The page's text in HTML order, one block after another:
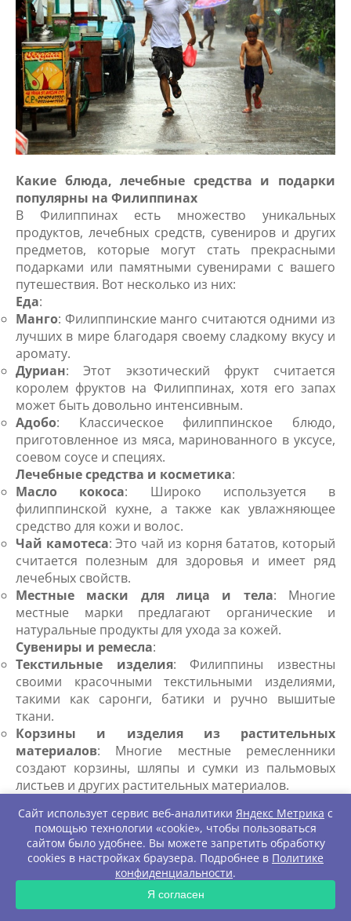
Какие блюда, лечебные средства и подарки
популярны на Филиппинах
В Филиппинах есть множество уникальных
продуктов, лечебных средств, сувениров и других
предметов, которые могут стать прекрасными
подарками или памятными сувенирами с вашего
путешествия. Вот несколько из них:
Еда:
Манго: Филиппинские манго считаются одними из
лучших в мире благодаря своему сладкому вкусу и
аромату.
Дуриан: Этот экзотический фрукт считается
королем фруктов на Филиппинах, хотя его запах
может быть довольно интенсивным.
Адобо: Классическое филиппинское блюдо,
приготовленное из мяса, маринованного в уксусе,
соевом соусе и специях.
Лечебные средства и косметика:
Масло кокоса: Широко используется в
филиппинской кухне, а также как увлажняющее
средство для кожи и волос.
Чай камотеса: Это чай из корня бататов, который
считается полезным для здоровья и имеет ряд
лечебных свойств.
Местные маски для лица и тела: Многие
местные марки предлагают органические и
натуральные продукты для ухода за кожей.
Сувениры и ремесла:
Текстильные изделия: Филиппины известны
своими красочными текстильными изделиями,
такими как саронги, батики и ручно вышитые
ткани.
Корзины и изделия из растительных
материалов: Многие местные ремесленники
создают корзины, шляпы и сумки из пальмовых
листьев и других растительных материалов.
украшения являются популярным сувениром, но
важно убедиться, что они приобретены у
надежного источника, чтобы избежать нарушения
законов о защите природы.
Искусство и рукоделие:
Местные картины и гравюры: Филиппинские
Сайт использует сервис веб-аналитики Яндекс Метрика с
помощью технологии «cookie», чтобы пользоваться
сайтом было удобнее. Вы можете запретить обработку
cookies в настройках браузера. Подробнее в Политике
конфиденциальности.
Я согласен
ЗАПРОС